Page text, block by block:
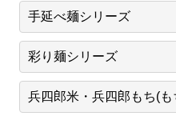
手延べ麺シリーズ
彩り麺シリーズ
兵四郎米・兵四郎もち(